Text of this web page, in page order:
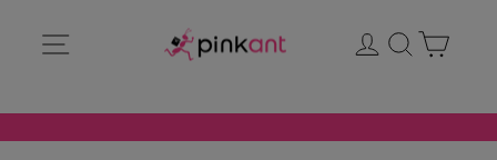
directamente
Ingresar
Buscar